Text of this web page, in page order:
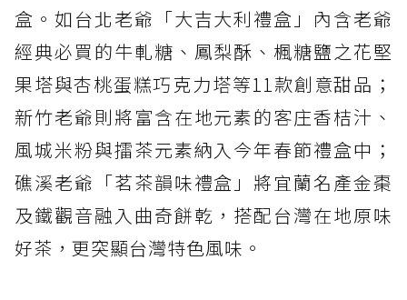
盒。如台北老爺「大吉大利禮盒」內含老爺
經典必買的牛軋糖、鳳梨酥、楓糖鹽之花堅
果塔與杏桃蛋糕巧克力塔等11款創意甜品；
新竹老爺則將富含在地元素的客庄香桔汁、
風城米粉與擂茶元素納入今年春節禮盒中；
礁溪老爺「茗茶韻味禮盒」將宜蘭名產金棗
及鐵觀音融入曲奇餅乾，搭配台灣在地原味
好茶，更突顯台灣特色風味。